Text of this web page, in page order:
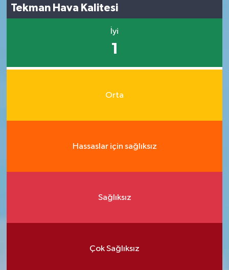
Tekman Hava Kalitesi
İyi
1
Orta
Hassaslar için sağlıksız
Sağlıksız
Çok Sağlıksız